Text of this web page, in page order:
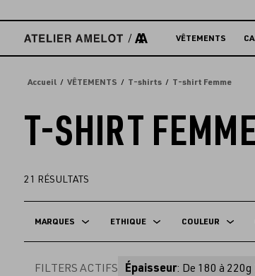
directement
contenu
VÊTEMENTS
Accueil VÊTEMENTS T-shirts T-shirt Femme
T-SHIRT
21 RÉSULTATS
MARQUES ETHIQUE COULEUR
FILTERS ACTIFS Épaisseur: De 180 à 220g